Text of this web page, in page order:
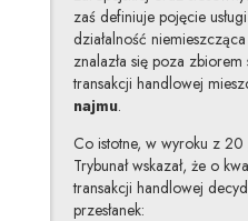
zaś definiuje pojęcie
działalność
znalazła się poza
transakcji handlowej
najmu.
Co istotne, w wyroku z
Trybunał wskazał, że o
transakcji handlowej
przesłanek: